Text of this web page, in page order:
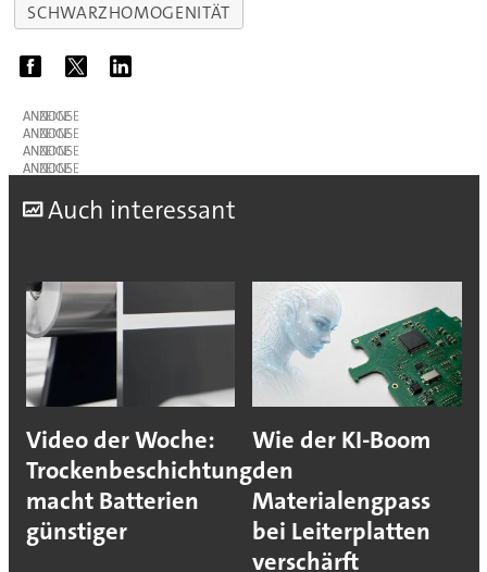
SCHWARZHOMOGENITÄT
ANZEIGE
ANZEIGE
ANZEIGE
ANZEIGE
Auch interessant
Video der Woche:
Trockenbeschichtung
macht Batterien
günstiger
Wie der KI-Boom
den
Materialengpass
bei Leiterplatten
verschärft